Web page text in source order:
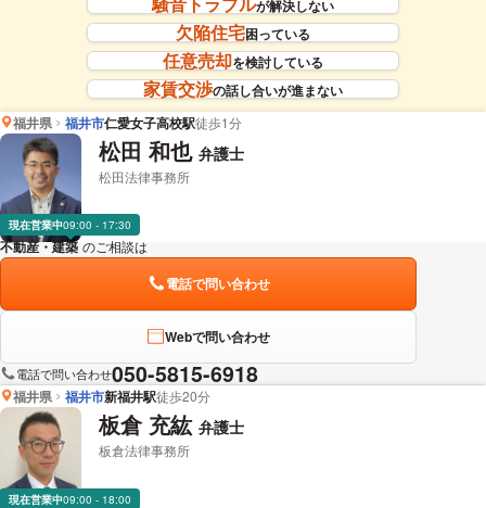
が解決しない
欠陥住宅困っている
任意売却を検討している
家賃交渉の話し合いが進まない
福井県
福井市仁愛女子高校駅徒歩1分
松田 和也 弁護士
松田法律事務所
現在営業中09:00 - 17:30
不動産・建築 のご相談は
電話で問い合わせ
Webで問い合わせ
電話で問い合わせ050-5815-6918
福井県 福井市新福井駅徒歩20分
板倉 充紘 弁護士
板倉法律事務所
現在営業中09:00 - 18:00